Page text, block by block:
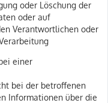
oder Löschung der
oder auf
Verantwortlichen oder
einer
bei der betroffenen
Informationen über die